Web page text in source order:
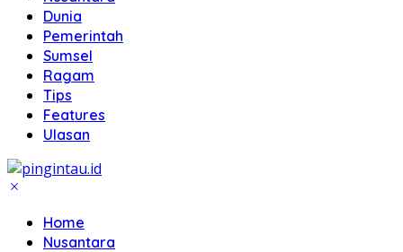
Dunia
Pemerintah
Sumsel
Ragam
Tips
Features
Ulasan
Home
Nusantara